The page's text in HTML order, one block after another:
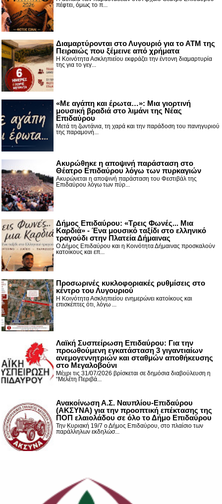
πέφτει, όμως το π...
Διαμαρτύρονται στο Λυγουριό για το ΑΤΜ της
Πειραιώς που ξέμεινε από χρήματα
Η Κοινότητα Ασκληπιείου εκφράζει την έντονη διαμαρτυρία
της για το γεγ...
«Με αγάπη και έρωτα…»: Μια γιορτινή
μουσική βραδιά στο λιμάνι της Νέας
Επιδαύρου
Μετά τη ζωντάνια, τη χαρά και την παράδοση του πανηγυριού
της παραμονή...
Ακυρώθηκε η αποψινή παράσταση στο
Θέατρο Επιδαύρου λόγω των πυρκαγιών
Ακυρώνεται η αποψινή παράσταση του Φεστιβάλ της
Επιδαύρου λόγω των πύρ...
Δήμος Επιδαύρου: «Τρεις Φωνές... Μια
Καρδιά» - Ένα μουσικό ταξίδι στο ελληνικό
τραγούδι στην Πλατεία Δήμαινας
Ο Δήμος Επιδαύρου και η Κοινότητα Δήμαινας προσκαλούν
κατοίκους και επ...
Προσωρινές κυκλοφοριακές ρυθμίσεις στο
κέντρο του Λυγουριού
Η Κοινότητα Ασκληπιείου ενημερώνει κατοίκους και
επισκέπτες ότι, λόγω ...
Λαϊκή Συσπείρωση Επιδαύρου: Για την
προωθούμενη εγκατάσταση 3 γιγαντιαίων
ανεμογεννητριών και σταθμών αποθήκευσης
στο Μεγαλοβούνι
Μέχρι τις 31/07/2026 βρίσκεται σε δημόσια διαβούλευση η
“Μελέτη Περιβά...
Ανακοίνωση Α.Σ. Ναυπλίου-Επιδαύρου
(ΑΚΣΥΝΑ) για την προοπτική επέκτασης της
ΠΟΠ ελαιολάδου σε όλο το Δήμο Επιδαύρου
Την Κυριακή 19/7 ο Δήμος Επιδαύρου, στο πλαίσιο των
παράλληλων εκδηλώσ...